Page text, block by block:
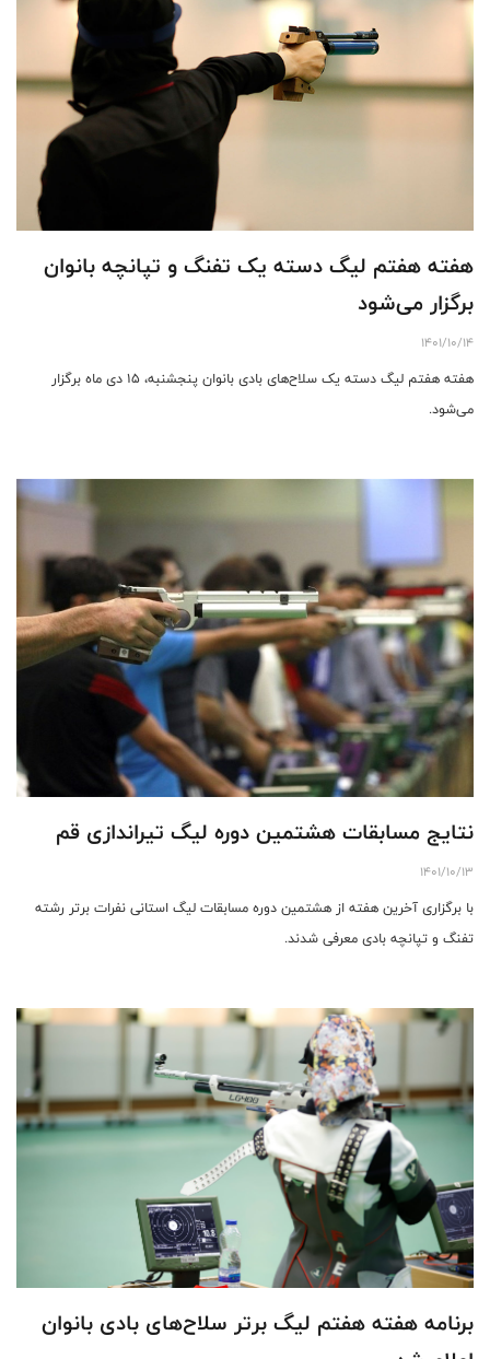
هفته هفتم لیگ دسته یک تفنگ و تپانچه بانوان
برگزار می‌شود
1401/10/14
هفته هفتم لیگ دسته یک سلاح‌های بادی بانوان پنجشنبه، 15 دی ماه برگزار
می‌شود.
نتایج مسابقات هشتمین دوره لیگ تیراندازی قم
1401/10/13
با برگزاری آخرین هفته از هشتمین دوره مسابقات لیگ استانی نفرات برتر رشته
تفنگ و تپانچه بادی معرفی شدند.
برنامه هفته هفتم لیگ برتر سلاح‌های بادی بانوان